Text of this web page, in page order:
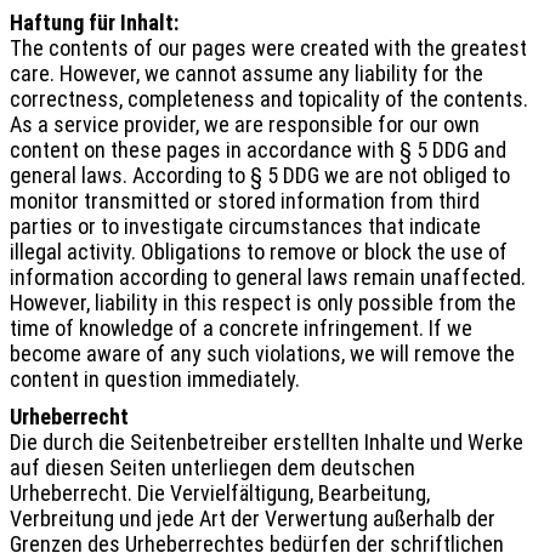
Haftung für Inhalt:
The contents of our pages were created with the greatest
care. However, we cannot assume any liability for the
correctness, completeness and topicality of the contents.
As a service provider, we are responsible for our own
content on these pages in accordance with § 5 DDG and
general laws. According to § 5 DDG we are not obliged to
monitor transmitted or stored information from third
parties or to investigate circumstances that indicate
illegal activity. Obligations to remove or block the use of
information according to general laws remain unaffected.
However, liability in this respect is only possible from the
time of knowledge of a concrete infringement. If we
become aware of any such violations, we will remove the
content in question immediately.
Urheberrecht
Die durch die Seitenbetreiber erstellten Inhalte und Werke
auf diesen Seiten unterliegen dem deutschen
Urheberrecht. Die Vervielfältigung, Bearbeitung,
Verbreitung und jede Art der Verwertung außerhalb der
Grenzen des Urheberrechtes bedürfen der schriftlichen